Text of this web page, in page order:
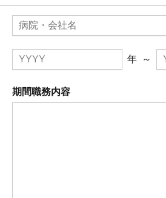
年 ～
期間職務内容